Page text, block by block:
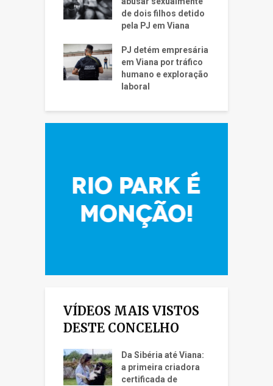
de dois filhos detido
pela PJ em Viana
PJ detém empresária
em Viana por tráfico
humano e exploração
laboral
VÍDEOS MAIS VISTOS
DESTE CONCELHO
Da Sibéria até Viana:
a primeira criadora
certificada de